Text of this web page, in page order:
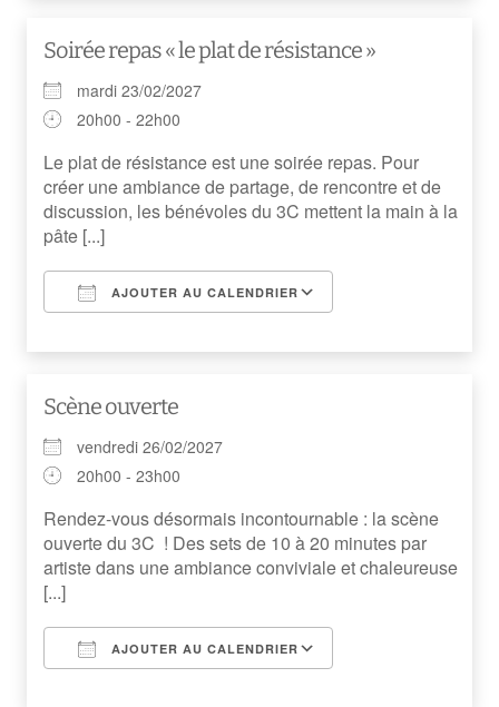
Soirée repas « le plat de résistance »
mardi 23/02/2027
20h00 - 22h00
Le plat de résistance est une soirée repas. Pour
créer une ambiance de partage, de rencontre et de
discussion, les bénévoles du 3C mettent la main à la
pâte [...]
AJOUTER AU CALENDRIER
Scène ouverte
vendredi 26/02/2027
20h00 - 23h00
Rendez-vous désormais incontournable : la scène
ouverte du 3C ! Des sets de 10 à 20 minutes par
artiste dans une ambiance conviviale et chaleureuse
[...]
AJOUTER AU CALENDRIER